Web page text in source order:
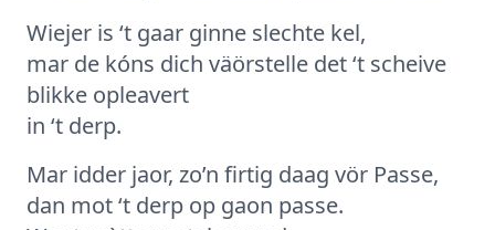
Wiejer is ‘t gaar ginne slechte kel,
mar de kóns dich väörstelle det ‘t scheive
blikke opleavert
in ‘t derp.
Mar idder jaor, zo’n firtig daag vör Passe,
dan mot ‘t derp op gaon passe.